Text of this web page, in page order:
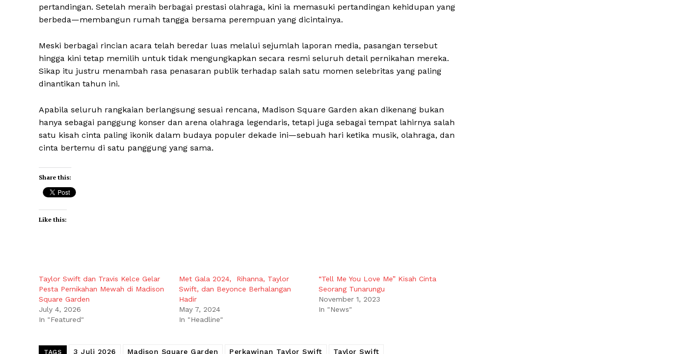
pertandingan. Setelah meraih berbagai prestasi olahraga, kini ia memasuki pertandingan kehidupan yang
berbeda—membangun rumah tangga bersama perempuan yang dicintainya.
Meski berbagai rincian acara telah beredar luas melalui sejumlah laporan media, pasangan tersebut
hingga kini tetap memilih untuk tidak mengungkapkan secara resmi seluruh detail pernikahan mereka.
Sikap itu justru menambah rasa penasaran publik terhadap salah satu momen selebritas yang paling
dinantikan tahun ini.
Apabila seluruh rangkaian berlangsung sesuai rencana, Madison Square Garden akan dikenang bukan
hanya sebagai panggung konser dan arena olahraga legendaris, tetapi juga sebagai tempat lahirnya salah
satu kisah cinta paling ikonik dalam budaya populer dekade ini—sebuah hari ketika musik, olahraga, dan
cinta bertemu di satu panggung yang sama.
Share this:
Like this:
Taylor Swift dan Travis Kelce Gelar
Pesta Pernikahan Mewah di Madison
Square Garden
July 4, 2026
In "Featured"
Met Gala 2024, Rihanna, Taylor
Swift, dan Beyonce Berhalangan
Hadir
May 7, 2024
In "Headline"
“Tell Me You Love Me” Kisah Cinta
Seorang Tunarungu
November 1, 2023
In "News"
TAGS 3 Juli 2026 Madison Square Garden Perkawinan Taylor Swift Taylor Swift